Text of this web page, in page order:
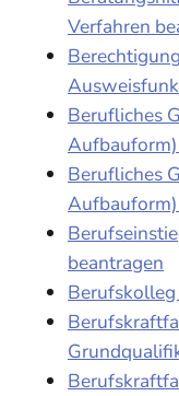
Verfahren
Berufliches
Berufliches
beantragen